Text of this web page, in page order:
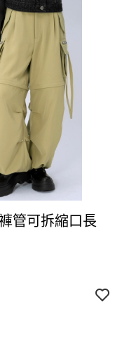
管可拆縮口長